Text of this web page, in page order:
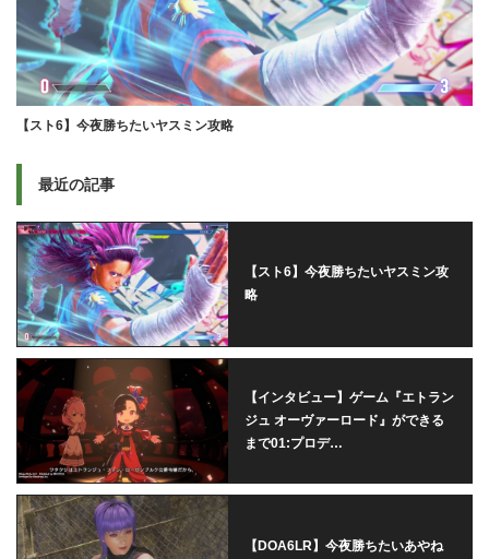
【スト6】今夜勝ちたいヤスミン攻略
最近の記事
【スト6】今夜勝ちたいヤスミン攻
略
【インタビュー】ゲーム『エトラン
ジュ オーヴァーロード』ができる
まで01:プロデ…
【DOA6LR】今夜勝ちたいあやね